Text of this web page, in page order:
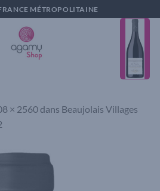
MÉTROPOLITAINE
× 2560 dans Beaujolais Villages